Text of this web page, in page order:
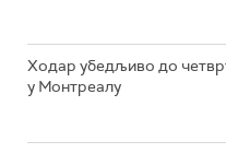
Ходар убедљиво до
у Монтреалу